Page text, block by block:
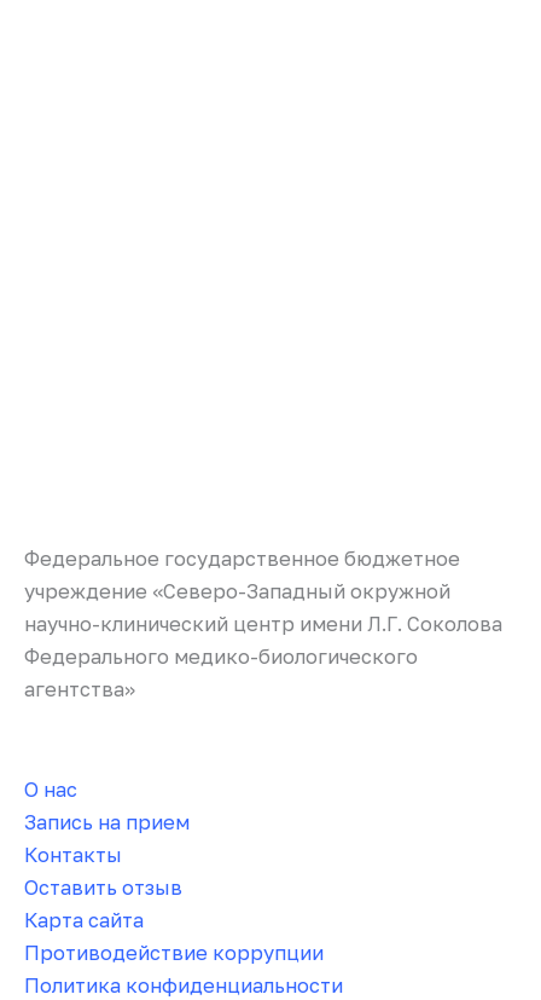
Федеральное государственное бюджетное
учреждение «Северо-Западный окружной
научно-клинический центр имени Л.Г. Соколова
Федерального медико-биологического
агентства»
О нас
Запись на прием
Контакты
Оставить отзыв
Карта сайта
Противодействие коррупции
Политика конфиденциальности